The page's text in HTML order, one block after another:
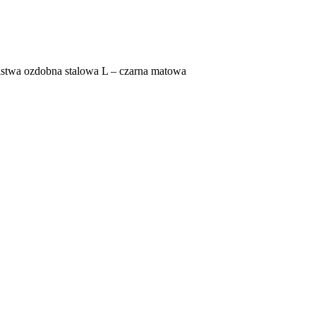
ozdobna stalowa L – czarna matowa